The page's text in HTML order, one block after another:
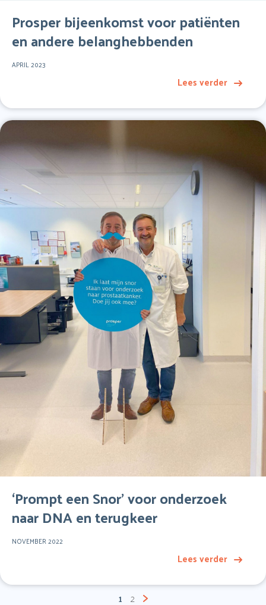
Prosper bijeenkomst voor patiënten
en andere belanghebbenden
APRIL 2023
Lees verder
‘Prompt een Snor’ voor onderzoek
naar DNA en terugkeer
NOVEMBER 2022
Lees verder
1 2